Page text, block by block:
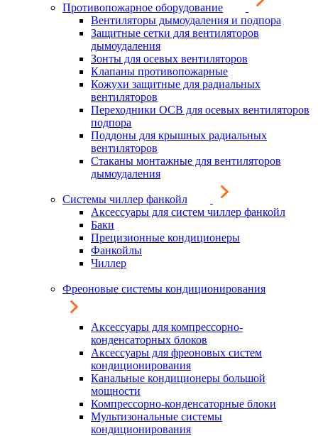
Противопожарное оборудование
Вентиляторы дымоудаления и подпора
Защитные сетки для вентиляторов
дымоудаления
Зонты для осевых вентиляторов
Клапаны противопожарные
Кожухи защитные для радиальных
вентиляторов
Переходники ОСВ для осевых вентиляторов
подпора
Поддоны для крышных радиальных
вентиляторов
Стаканы монтажные для вентиляторов
дымоудаления
Системы чиллер фанкойл
Аксессуары для систем чиллер фанкойл
Баки
Прецизионные кондиционеры
Фанкойлы
Чиллер
Фреоновые системы кондиционирования
Аксессуары для компрессорно-
конденсаторных блоков
Аксессуары для фреоновых систем
кондиционирования
Канальные кондиционеры большой
мощности
Компрессорно-конденсаторные блоки
Мультизональные системы
кондиционирования